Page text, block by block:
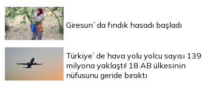
Giresun`da fındık hasadı başladı
Türkiye`de hava yolu yolcu sayısı 139
milyona yaklaştı! 18 AB ülkesinin
nüfusunu geride bıraktı